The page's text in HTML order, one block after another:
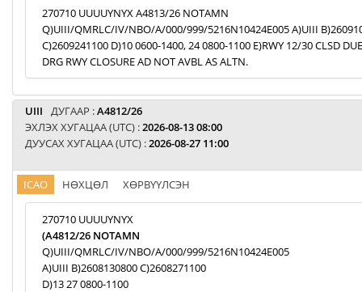
270710 UUUUYNYX A4813/26 NOTAMN
Q)UIII/QMRLC/IV/NBO/A/000/999/5216N10424E005 A)UIII
C)2609241100 D)10 0600-1400, 24 0800-1100 E)RWY 12/30 CLSD
DRG RWY CLOSURE AD NOT AVBL AS ALTN.
UIII ДУГААР :A4812/26
ЭХЛЭХ ХУГАЦАА (UTC) :2026-08-13 08:00
ДУУСАХ ХУГАЦАА (UTC) :2026-08-27 11:00
ICAO НӨХЦӨЛ ХӨРВҮҮЛСЭН
270710 UUUUYNYX
(A4812/26 NOTAMN
Q)UIII/QMRLC/IV/NBO/A/000/999/5216N10424E005
A)UIII B)2608130800 C)2608271100
D)13 27 0800-1100